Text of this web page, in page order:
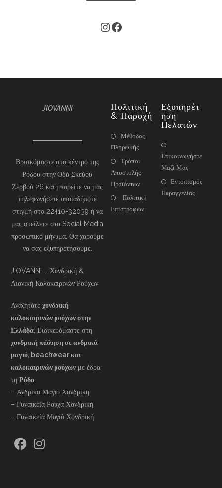
JIOVANNI
Βρισκόμαστε στο κέντρο της
Ρόδου στην Οδό Σκεύου
Ζερβού 26 και μπορείτε να μας
τηλεφωνήσετε οποιαδήποτε
στιγμή στο 22410-32039 ή να
μας στείλετε στα Social Media
προσωπικό μήνυμα. Θα χαρούμε
να σας εξυπηρετήσουμε.
JIOVANNI – Χονδρική &
Λιανική Καλοκαιρινών Ρούχων
Αναζητάτεχονδρική
καλοκαιρινών ρούχων στην
Ελλάδα; Ειδικευόμαστε στη
χονδρική πώληση σε ανδρικά
μαγιό, beachwear και
καλοκαιρινών ρούχων με έδρα
τηΡόδο.
– Ανδρικά Μαγιο Χονδρική
– Γυναικεία Ρούχα Χονδρική
– Γυναικεία Μαγιό Χονδρική
Πολιτική
& Παροχή
Μέθοδος
Πληρωμής
Τρόποι
Αποστολής
Προϊόντων
Πολιτική
Επιστροφών
Εξυπηρέτ
Ηση
Πελατών
Επικοινωνήστε
Μαζί Μας
Εντοπισμός
Παραγγελίας